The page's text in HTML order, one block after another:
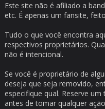
Este site não é afiliado a
etc. É apenas um fansite,
Tudo o que você encontra
respectivos proprietários.
não é intencional.
Se você é proprietário de
deseja que seja removido,
especifique qual. Reserve
antes de tomar qualquer